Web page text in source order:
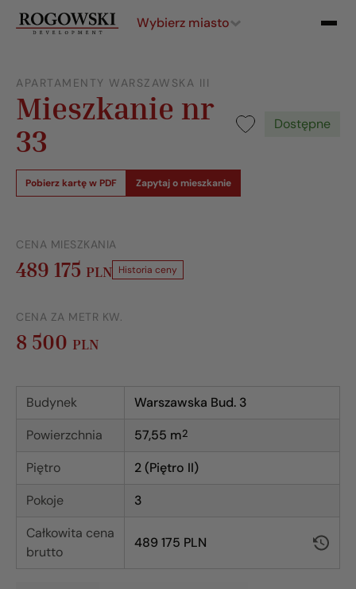
Wybierz miasto
APARTAMENTY WARSZAWSKA III
Mieszkanie nr
33
Dostępne
Pobierz kartę w PDF Zapytaj o mieszkanie
CENA MIESZKANIA
489 175 PLN Historia ceny
CENA ZA METR KW.
8 500 PLN
Budynek
Warszawska Bud. 3
Powierzchnia
57,55 m2
Piętro
2 (Piętro II)
Pokoje
3
Całkowita cena
brutto
489 175 PLN